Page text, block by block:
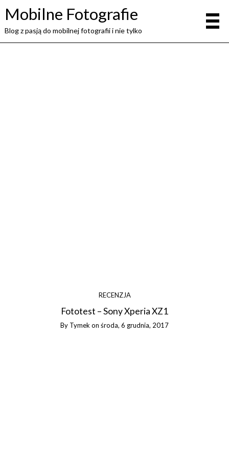
Mobilne Fotografie
Blog z pasją do mobilnej fotografii i nie tylko
RECENZJA
Fototest – Sony Xperia XZ1
By Tymekon środa, 6 grudnia, 2017